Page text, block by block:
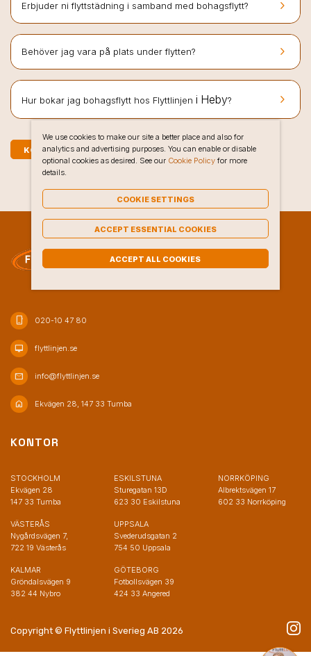
keyboard_arrow_right
Erbjuder ni flyttstädning i samband med bohagsflytt?
keyboard_arrow_right
Behöver jag vara på plats under flytten?
keyboard_arrow_right
Hur bokar jag bohagsflytt hos Flyttlinjen i Heby?
KOSTNADSFRI OFFERT PÅ BOHAGSFLYTT I HEBY
phone_iphone 020-10 47 80
desktop_mac flyttlinjen.se
mail info@flyttlinjen.se
home Ekvägen 28, 147 33 Tumba
KONTOR
STOCKHOLM
Ekvägen 28
147 33 Tumba
VÄSTERÅS
Nygårdsvägen 7,
722 19 Västerås
KALMAR
Gröndalsvägen 9
382 44 Nybro
ESKILSTUNA
Sturegatan 13D
623 30 Eskilstuna
UPPSALA
Svederudsgatan 2
754 50 Uppsala
GÖTEBORG
Fotbollsvägen 39
424 33 Angered
NORRKÖPING
Albrektsvägen 17
602 33 Norrköping
Copyright © Flyttlinjen i Sverieg AB 2026
We use cookies to make our site a better place and also for
analytics and advertising purposes. You can enable or disable
optional cookies as desired. See our Cookie Policyfor more
details.
COOKIE SETTINGS
ACCEPT ESSENTIAL COOKIES
ACCEPT ALL COOKIES